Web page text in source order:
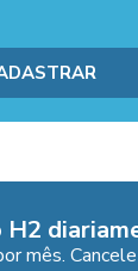
H2
mês.